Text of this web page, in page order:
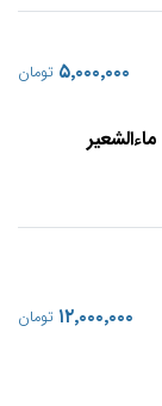
‎۵٬۰۰۰٬۰۰۰ تومان
‎۱۲٬۰۰۰٬۰۰۰ تومان